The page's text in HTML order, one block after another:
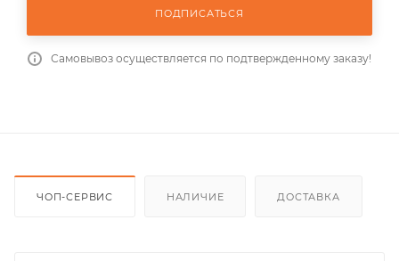
ПОДПИСАТЬСЯ
Самовывоз осуществляется по подтвержденному заказу!
ЧОП-СЕРВИС НАЛИЧИЕ ДОСТАВКА